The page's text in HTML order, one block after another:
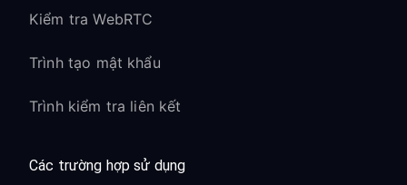
Kiểm tra WebRTC
Trình tạo mật khẩu
Trình kiểm tra liên kết
Các trường hợp sử dụng